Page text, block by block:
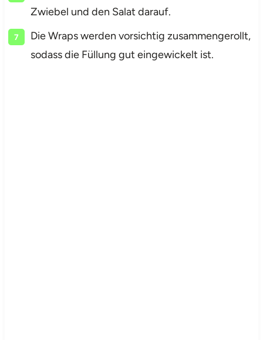
Zwiebel und den Salat darauf.
Die Wraps werden vorsichtig zusammengerollt,
sodass die Füllung gut eingewickelt ist.